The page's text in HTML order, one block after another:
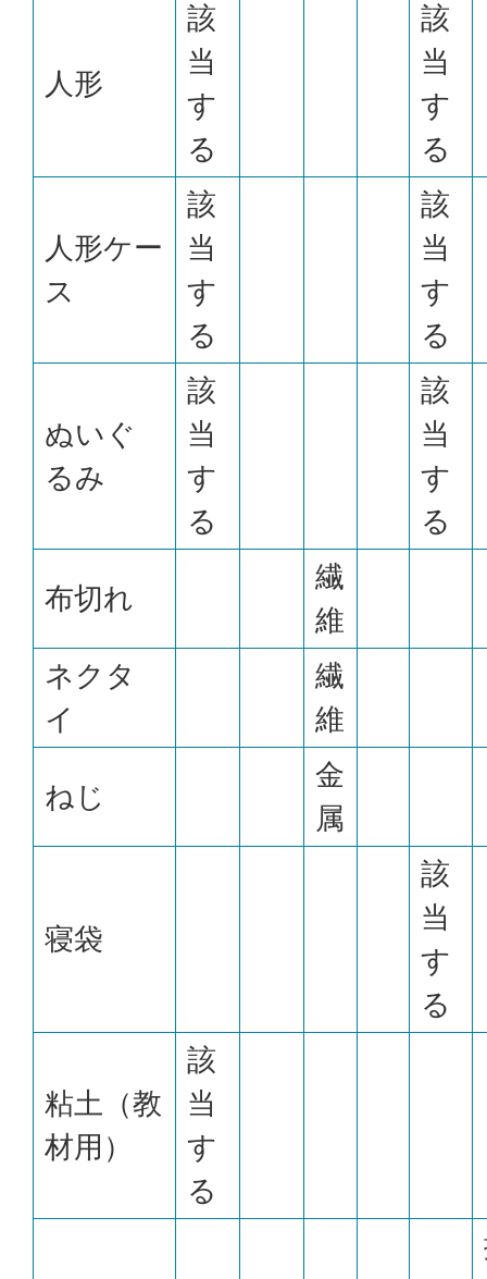
人形
該
当
す
る
該
当
す
る
人形ケー
ス
該
当
す
る
該
当
す
る
ぬいぐ
るみ
該
当
す
る
該
当
す
る
布切れ
繊
維
ネクタ
イ
繊
維
ねじ
金
属
寝袋
該
当
す
る
粘土（教
材用）
該
当
す
る